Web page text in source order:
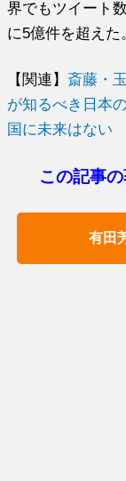
界でもツイート
に5億件を超えた
【関連】 斎藤・
が知るべき日本
国に未来はない
この記事
有田